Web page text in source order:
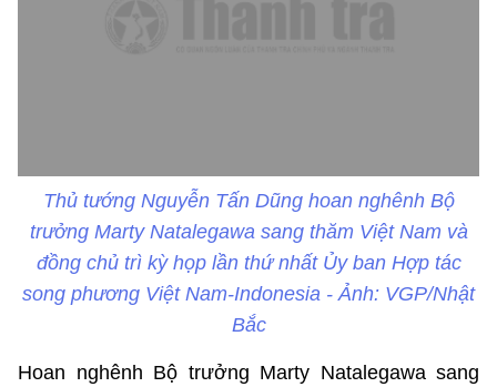
Thủ tướng Nguyễn Tấn Dũng hoan nghênh Bộ
trưởng Marty Natalegawa sang thăm Việt Nam và
đồng chủ trì kỳ họp lần thứ nhất Ủy ban Hợp tác
song phương Việt Nam-Indonesia - Ảnh: VGP/Nhật
Bắc
Hoan nghênh Bộ trưởng Marty Natalegawa sang